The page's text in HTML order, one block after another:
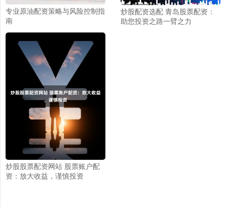
专业原油配资策略与风险控制指
南
炒股配资选配 青岛股票配资：
助您投资之路一臂之力
炒股股票配资网站 股票账户配
资：放大收益，谨慎投资